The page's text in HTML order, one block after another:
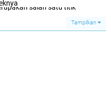
salah satu titik
bersama anggota Polsek
dan memastikan
melakukan pengamanan dan
kenyamanan
di sekitar Pajak
Tampilkan